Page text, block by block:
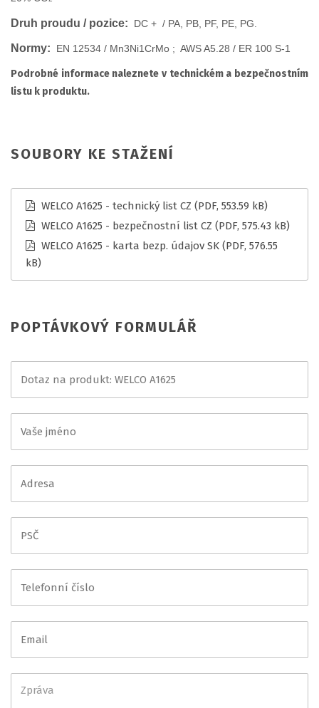
Druh proudu / pozice: DC + / PA, PB, PF, PE, PG.
Normy: EN 12534 / Mn3Ni1CrMo ; AWS A5.28 / ER 100 S-1
Podrobné informace naleznete v technickém a bezpečnostním
listu k produktu.
SOUBORY KE STAŽENÍ
WELCO A1625 - technický list CZ (PDF, 553.59 kB)
WELCO A1625 - bezpečnostní list CZ (PDF, 575.43 kB)
WELCO A1625 - karta bezp. údajov SK (PDF, 576.55
kB)
POPTÁVKOVÝ FORMULÁŘ